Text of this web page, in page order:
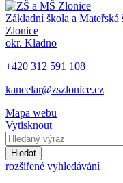
Základní škola a Mateřská
Zlonice
okr. Kladno
+420 312 591 108
kancelar@zszlonice.cz
Mapa webu
Vytisknout
Hledat
rozšířené vyhledávání